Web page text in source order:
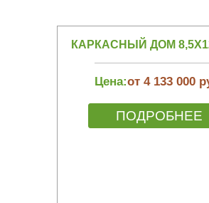
КАРКАСНЫЙ ДОМ
Цена:от 4 133 000
ПОДРОБНЕЕ